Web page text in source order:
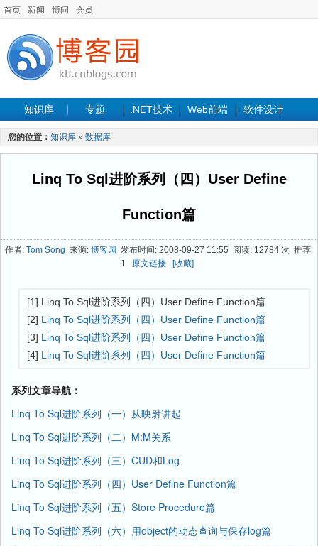
首页 新闻 博问 会员
知识库 专题 .NET技术 Web前端 软件设计
手机开发 软件工程
最新文章
您的位置： 知识库 » 数据库
Linq To Sql进阶系列（四）User Define
Function篇
作者: Tom Song 来源: 博客园 发布时间: 2008-09-27 11:55 阅读: 12784 次 推荐:
1
原文链接 [收藏]
[1] Linq To Sql进阶系列（四）User Define Function篇
[2] Linq To Sql进阶系列（四）User Define Function篇
[3] Linq To Sql进阶系列（四）User Define Function篇
[4] Linq To Sql进阶系列（四）User Define Function篇
系列文章导航：
Linq To Sql进阶系列（一）从映射讲起
Linq To Sql进阶系列（二）M:M关系
Linq To Sql进阶系列（三）CUD和Log
Linq To Sql进阶系列（四）User Define Function篇
Linq To Sql进阶系列（五）Store Procedure篇
Linq To Sql进阶系列（六）用object的动态查询与保存log篇